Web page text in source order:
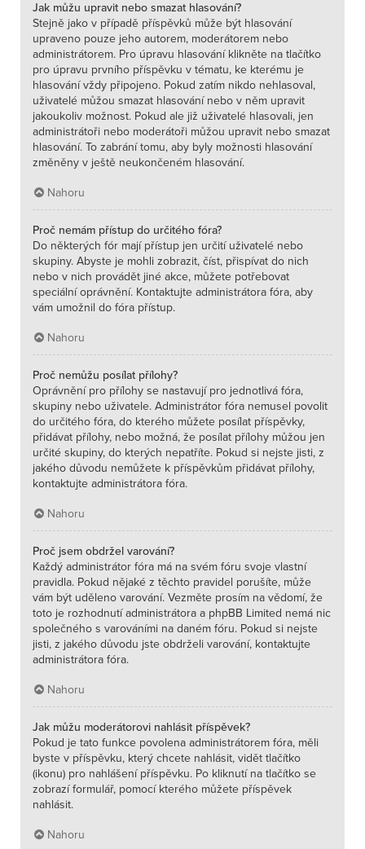
Jak můžu upravit nebo smazat hlasování?
Stejně jako v případě příspěvků může být hlasování
upraveno pouze jeho autorem, moderátorem nebo
administrátorem. Pro úpravu hlasování klikněte na tlačítko
pro úpravu prvního příspěvku v tématu, ke kterému je
hlasování vždy připojeno. Pokud zatím nikdo nehlasoval,
uživatelé můžou smazat hlasování nebo v něm upravit
jakoukoliv možnost. Pokud ale již uživatelé hlasovali, jen
administrátoři nebo moderátoři můžou upravit nebo smazat
hlasování. To zabrání tomu, aby byly možnosti hlasování
změněny v ještě neukončeném hlasování.
Nahoru
Proč nemám přístup do určitého fóra?
Do některých fór mají přístup jen určití uživatelé nebo
skupiny. Abyste je mohli zobrazit, číst, přispívat do nich
nebo v nich provádět jiné akce, můžete potřebovat
speciální oprávnění. Kontaktujte administrátora fóra, aby
vám umožnil do fóra přístup.
Nahoru
Proč nemůžu posílat přílohy?
Oprávnění pro přílohy se nastavují pro jednotlivá fóra,
skupiny nebo uživatele. Administrátor fóra nemusel povolit
do určitého fóra, do kterého můžete posílat příspěvky,
přidávat přílohy, nebo možná, že posílat přílohy můžou jen
určité skupiny, do kterých nepatříte. Pokud si nejste jisti, z
jakého důvodu nemůžete k příspěvkům přidávat přílohy,
kontaktujte administrátora fóra.
Nahoru
Proč jsem obdržel varování?
Každý administrátor fóra má na svém fóru svoje vlastní
pravidla. Pokud nějaké z těchto pravidel porušíte, může
vám být uděleno varování. Vezměte prosím na vědomí, že
toto je rozhodnutí administrátora a phpBB Limited nemá nic
společného s varováními na daném fóru. Pokud si nejste
jisti, z jakého důvodu jste obdrželi varování, kontaktujte
administrátora fóra.
Nahoru
Jak můžu moderátorovi nahlásit příspěvek?
Pokud je tato funkce povolena administrátorem fóra, měli
byste v příspěvku, který chcete nahlásit, vidět tlačítko
(ikonu) pro nahlášení příspěvku. Po kliknutí na tlačítko se
zobrazí formulář, pomocí kterého můžete příspěvek
nahlásit.
Nahoru